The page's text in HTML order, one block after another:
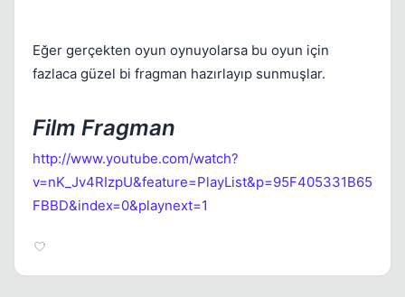
Eğer gerçekten oyun oynuyolarsa bu oyun için
fazlaca güzel bi fragman hazırlayıp sunmuşlar.
Film Fragman
http://www.youtube.com/watch?
v=nK_Jv4RIzpU&feature=PlayList&p=95F405331B65
FBBD&index=0&playnext=1